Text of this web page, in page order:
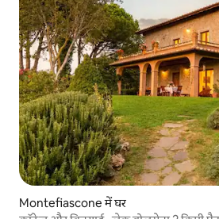
Montefiascone में घर